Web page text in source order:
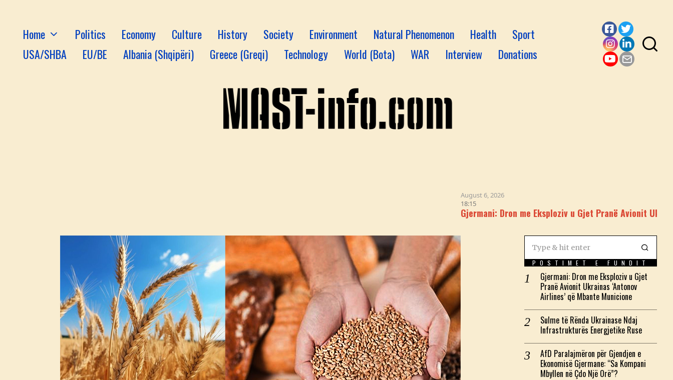
Home Politics Economy Culture History Society Environment Natural Phenomenon Health
Sport
USA/SHBA
EU/BE Albania (Shqipëri) Greece (Greqi) Technology World (Bota) WAR Interview Donations
Facebook
Twitter
Instagram
LinkedIn
August 6, 2026
Gjermani: Dron me Eksploziv u Gjet Pranë Avionit Ukrainas
POSTIMET E FUNDIT
Gjermani: Dron me Eksploziv u Gjet
Pranë Avionit Ukrainas ‘Antonov
Airlines’ që Mbante Municione
Sulme të Rënda Ukrainase Ndaj
Infrastrukturës Energjetike Ruse
AfD Paralajmëron për Gjendjen e
Ekonomisë Gjermane: “Sa Kompani
Mbyllen në Çdo Një Orë”?